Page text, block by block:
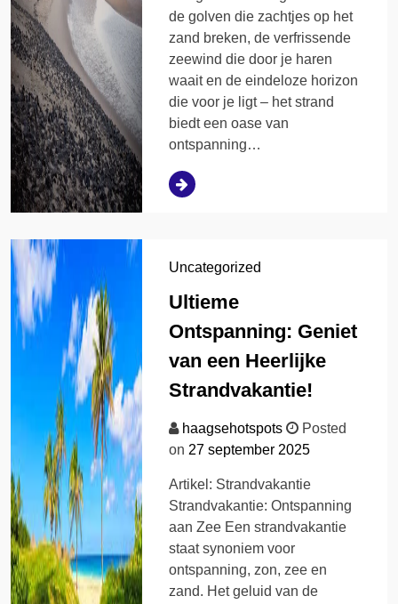
de golven die zachtjes op het
zand breken, de verfrissende
zeewind die door je haren
waait en de eindeloze horizon
die voor je ligt – het strand
biedt een oase van
ontspanning…
Uncategorized
Ultieme
Ontspanning: Geniet
van een Heerlijke
Strandvakantie!
haagsehotspots
Posted
on27 september 2025
Artikel: Strandvakantie
Strandvakantie: Ontspanning
aan Zee Een strandvakantie
staat synoniem voor
ontspanning, zon, zee en
zand. Het geluid van de